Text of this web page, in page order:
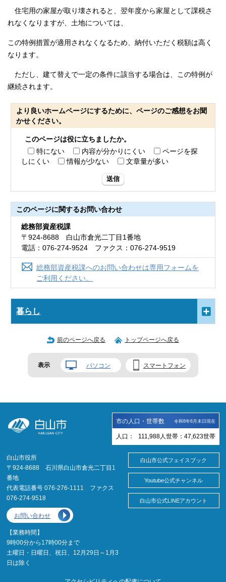
住宅用の家屋が取り壊されると、翌年度から家屋として課税さ
れなくなりますが、土地については、
この特例措置が適用されなくなるため、納付いただく税額は高く
なります。
ただし、建て替えで一定の条件に該当する場合は、この特例が
継続されます。
より良いホームページにするために、ページのご感想をお聞
かせください。
このページは役に立ちましたか。
特にない
内容が分かりにくい
ページを探
しにくい
情報が少ない 文章量が多い
送信
このページに関するお問い合わせ
総務部資産税課
〒924-8688 白山市倉光二丁目1番地
電話：076-274-9524 ファクス：076-274-9519
総務部資産税課へのお問い合わせは専用フォームを
ご利用ください。
暮らし
前のページへ戻る トップページへ戻る
表示 パソコン スマートフォン
市の人口・世帯数 令和8年6月末日現在
人口： 111,988 人 世帯： 47,623世帯
白山市役所
〒924-8688 石川県白山市倉光二丁目1
番地
代表電話番号 076-276-1111 ファクス
076-274-9518
お問い合わせ
【業務時間】
9時00分から17時00分まで
土曜日・日曜日、祝日、12月29日～1月3
日は除く
白山市公式フェイスブック
Youtube公式チャンネル
白山市公式LINEアカウント